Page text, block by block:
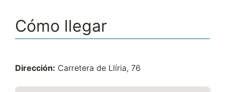
Cómo llegar
Dirección: Carretera de Llíria, 76